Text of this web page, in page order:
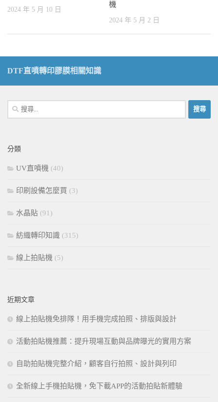
2024 年 5 月 10 日
機
2024 年 5 月 2 日
DTF直噴轉印膠膜相關知識
搜
尋
字:
分類
UV直噴機 (40)
印刷設備怎麼買 (3)
水晶貼 (91)
紡織轉印知識 (315)
線上拍貼機 (5)
近期文章
線上拍貼機免排隊！用手機完成拍照、排版與設計
活動拍貼機推薦：提升現場互動與品牌曝光的實用方案
自助拍貼機完整介紹，顧客自行拍照、設計與列印
全新線上手機拍貼機，免下載APP的活動拍貼新體驗